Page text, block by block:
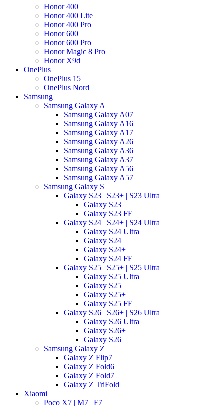
Honor 400
Honor 400 Lite
Honor 400 Pro
Honor 600
Honor 600 Pro
Honor Magic 8 Pro
Honor X9d
OnePlus
OnePlus 15
OnePlus Nord
Samsung
Samsung Galaxy A
Samsung Galaxy A07
Samsung Galaxy A16
Samsung Galaxy A17
Samsung Galaxy A26
Samsung Galaxy A36
Samsung Galaxy A37
Samsung Galaxy A56
Samsung Galaxy A57
Samsung Galaxy S
Galaxy S23 | S23+ | S23 Ultra
Galaxy S23
Galaxy S23 FE
Galaxy S24 | S24+ | S24 Ultra
Galaxy S24 Ultra
Galaxy S24
Galaxy S24+
Galaxy S24 FE
Galaxy S25 | S25+ | S25 Ultra
Galaxy S25 Ultra
Galaxy S25
Galaxy S25+
Galaxy S25 FE
Galaxy S26 | S26+ | S26 Ultra
Galaxy S26 Ultra
Galaxy S26+
Galaxy S26
Samsung Galaxy Z
Galaxy Z Flip7
Galaxy Z Fold6
Galaxy Z Fold7
Galaxy Z TriFold
Xiaomi
Poco X7 | M7 | F7